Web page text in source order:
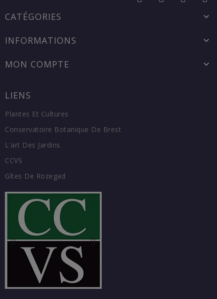
CATÉGORIES
INFORMATIONS
MON COMPTE
LIENS
Plantes Et Cultures
Conservatoire Botanique De Brest
L'art Des Jardins
CCVS
Gîtes De Rozegad